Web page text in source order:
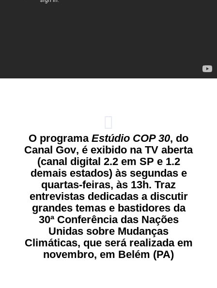
O programa Estúdio COP 30, do
Canal Gov, é exibido na TV aberta
(canal digital 2.2 em SP e 1.2
demais estados) às segundas e
quartas-feiras, às 13h. Traz
entrevistas dedicadas a discutir
grandes temas e bastidores da
30ª Conferência das Nações
Unidas sobre Mudanças
Climáticas, que será realizada em
novembro, em Belém (PA)